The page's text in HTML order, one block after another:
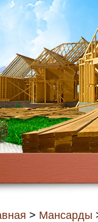
> Мансарды